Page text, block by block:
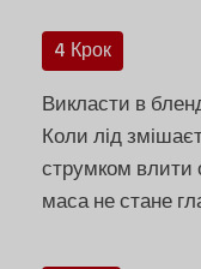
4 Крок
Викласти в
Коли лід
струмком влити
маса не стане